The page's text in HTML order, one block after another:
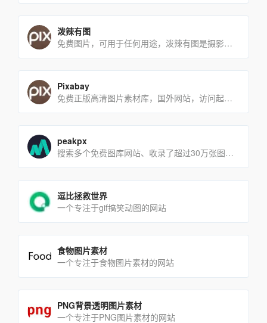
泼辣有图
免费图片，可用于任何用途，泼辣有图是摄影人发起的公开创源活动
Pixabay
免费正版高清图片素材库，国外网站，访问起来速度较慢
peakpx
搜索多个免费图库网站、收录了超过30万张图片、所有图片都是CC0协议
逗比拯救世界
一个专注于gif搞笑动图的网站
食物图片素材
一个专注于食物图片素材的网站
PNG背景透明图片素材
一个专注于PNG图片素材的网站